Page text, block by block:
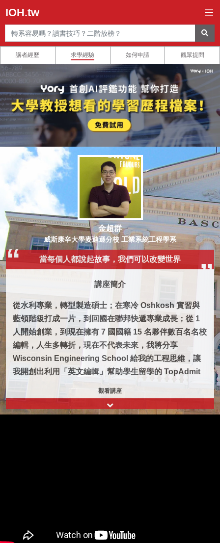
IOH.tw
講者經歷 求學經驗 如何申請 觀眾提問
金超群
威斯康辛大學麥迪遜分校 工業系統工程學系
當每個人都說起故事，我們可以改變世界
講座簡介
從水利專業，轉型製造碩士；在寒冷 Oshkosh 實習與
藍領階級打成一片，到回國在聯邦快遞專業成長；從 1
人開始創業，到現在擁有 7 國國籍 15 名夥伴數百名名校
編輯，人生多轉折，現在不代表未來，我將分享
Wisconsin Engineering School 給我的工程思維，讓
我開創出利用「英文編輯」幫助學生留學的 TopAdmit
觀看講座